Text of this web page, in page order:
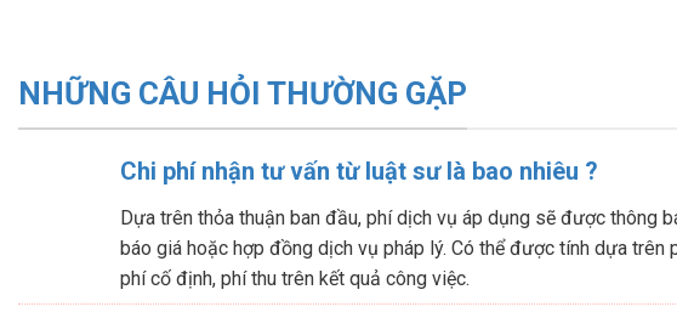
NHỮNG CÂU HỎI THƯỜNG GẶP
Chi phí nhận tư vấn từ luật sư là bao nhiêu ?
Dựa trên thỏa thuận ban đầu, phí dịch vụ áp dụng sẽ được thông
báo giá hoặc hợp đồng dịch vụ pháp lý. Có thể được tính dựa trên
phí cố định, phí thu trên kết quả công việc.